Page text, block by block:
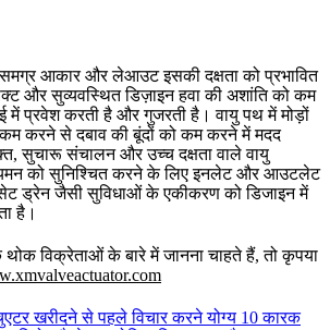
आकार और लेआउट इसकी दक्षता को प्रभावित
और सुव्यवस्थित डिज़ाइन हवा की अशांति को कम
में प्रवेश करती है और गुजरती है। वायु पथ में मोड़ों
करने से दबाव की बूंदों को कम करने में मदद
सुचारू संचालन और उच्च दक्षता वाले वायु
को सुनिश्चित करने के लिए इनलेट और आउटलेट
ड्रेन जैसी सुविधाओं के एकीकरण को डिजाइन में
है।
विक्रेताओं के बारे में जानना चाहते हैं, तो कृपया
खरीदने से पहले विचार करने योग्य 10 कारक